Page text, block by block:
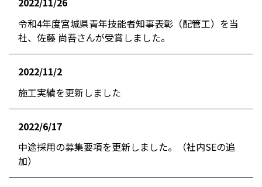
お知らせ
令和4年度宮城県青年技能者知事表彰（配管工）を当
社、佐藤 尚吾さんが受賞しました。
2022/11/2
お知らせ
施工実績を更新しました
2022/6/17
お知らせ
中途採用の募集要項を更新しました。（社内SEの追
加）